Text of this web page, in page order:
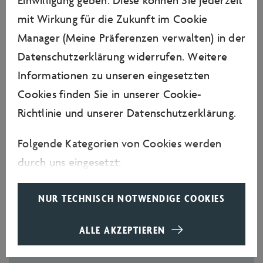
1.990 Exemplaren erscheint.
PDF-DOKUMENT
ARTIKEL TEILEN
ARTIKEL MERKEN
mit Wirkung für die Zukunft im Cookie
Manager (Meine Präferenzen verwalten) in der
Datenschutzerklärung widerrufen. Weitere
Informationen zu unseren eingesetzten
Cookies finden Sie in unserer Cookie-
Richtlinie und unserer Datenschutzerklärung.
Folgende Kategorien von Cookies werden
durch uns eingesetzt:
Erforderliche Cookies
Website nutzbar zu machen, indem sie
Grundfunktionen wie Seitennavigation und
NUR TECHNISCH NOTWENDIGE COOKIES
ALLE AKZEPTIEREN